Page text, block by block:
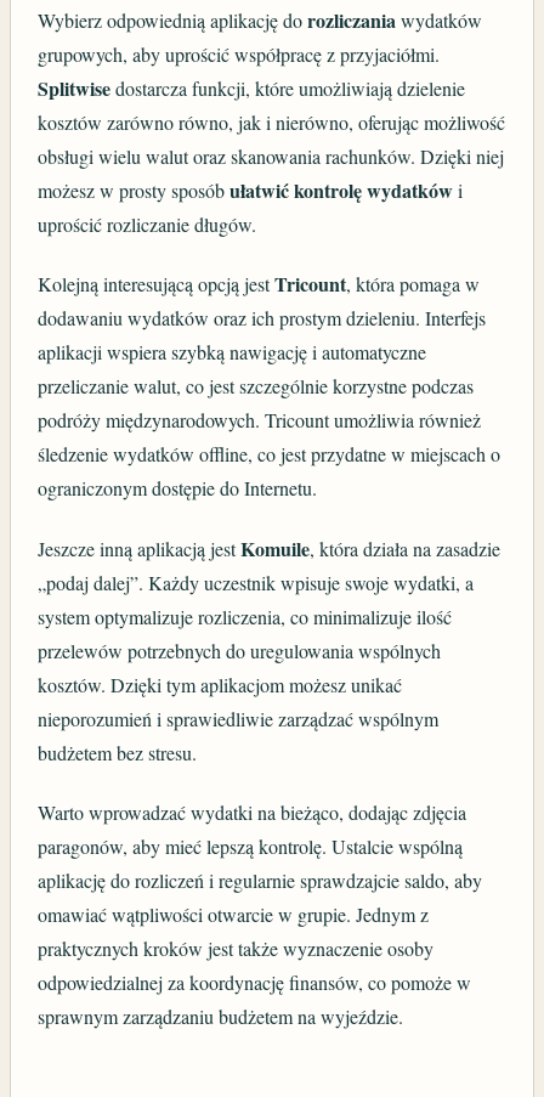
Wybierz odpowiednią aplikację dorozliczania wydatków
grupowych, aby uprościć współpracę z przyjaciółmi.
Splitwisedostarcza funkcji, które umożliwiają dzielenie
kosztów zarówno równo, jak i nierówno, oferując możliwość
obsługi wielu walut oraz skanowania rachunków. Dzięki niej
możesz w prosty sposóbułatwić kontrolę wydatkówi
uprościć rozliczanie długów.
Kolejną interesującą opcją jestTricount, która pomaga w
dodawaniu wydatków oraz ich prostym dzieleniu. Interfejs
aplikacji wspiera szybką nawigację i automatyczne
przeliczanie walut, co jest szczególnie korzystne podczas
podróży międzynarodowych. Tricount umożliwia również
śledzenie wydatków offline, co jest przydatne w miejscach o
ograniczonym dostępie do Internetu.
Jeszcze inną aplikacją jestKomuile, która działa na zasadzie
„podaj dalej”. Każdy uczestnik wpisuje swoje wydatki, a
system optymalizuje rozliczenia, co minimalizuje ilość
przelewów potrzebnych do uregulowania wspólnych
kosztów. Dzięki tym aplikacjom możesz unikać
nieporozumień i sprawiedliwie zarządzać wspólnym
budżetem bez stresu.
Warto wprowadzać wydatki na bieżąco, dodając zdjęcia
paragonów, aby mieć lepszą kontrolę. Ustalcie wspólną
aplikację do rozliczeń i regularnie sprawdzajcie saldo, aby
omawiać wątpliwości otwarcie w grupie. Jednym z
praktycznych kroków jest także wyznaczenie osoby
odpowiedzialnej za koordynację finansów, co pomoże w
sprawnym zarządzaniu budżetem na wyjeździe.